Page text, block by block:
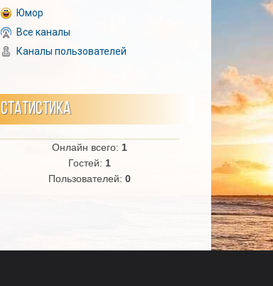
Юмор
Все каналы
Каналы пользователей
СТАТИСТИКА
Онлайн всего: 1
Гостей: 1
Пользователей:0